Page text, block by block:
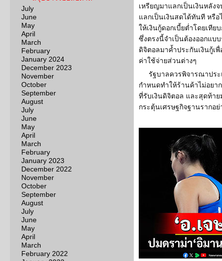
July
June
May
April
March
February
January 2024
December 2023
November
October
September
August
July
June
May
April
March
February
January 2023
December 2022
November
October
September
August
July
June
May
April
March
February 2022
เหรียญมาแลกเป็นเงินหลัง
แลกเป็นเงินสดได้ทันที หรื
ให้เงินกู้ดอกเบี้ยต่ำโดยเที
ซึ่งตรงนี้จำเป็นต้องออกแบ
ดิจิตอลมาค้ำประกันเงินกู้เ
ค่าใช้จ่ายส่วนต่างๆ
รัฐบาลควรพิจารณาปร
กำหนดทำให้ร้านค้าไม่อยา
ที่รับเงินดิจิตอล และสุดท้าย
กระตุ้นเศรษฐกิจฐานรากอย่